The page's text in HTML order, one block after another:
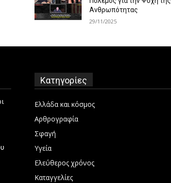
Ανθρωπότητας
29/11/2025
Κατηγορίες
Ελλάδα και κόσμος
Αρθρογραφία
Σφαγή
Υγεία
Ελεύθερος χρόνος
Καταγγελίες